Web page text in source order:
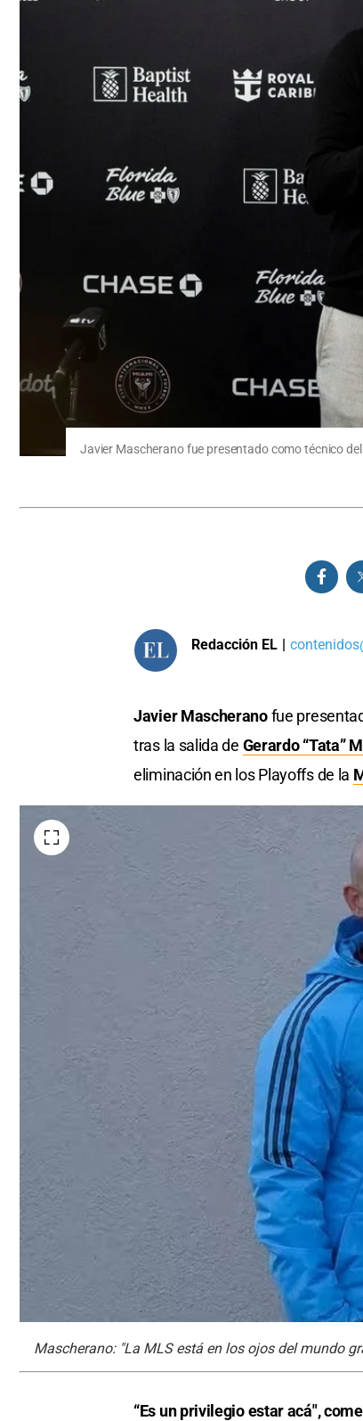
Javier Mascherano fue presentado como técnico del
Redacción EL
Javier Mascheranofue
tras la salida de Gerardo “Tata”
eliminación en los Playoffs de la
Mascherano: "La MLS está en los ojos del mundo
“Es un privilegio estar acá",